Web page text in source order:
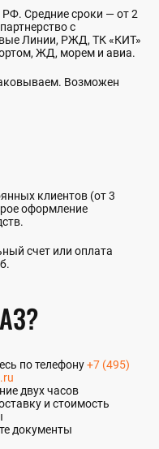
Средние сроки — от 2
с
Линии, РЖД, ТК «КИТ»
ЖД, морем и авиа.
Возможен
клиентов (от 3
оформление
счет или оплата
по телефону+7 (495)
двух часов
и стоимость
документы